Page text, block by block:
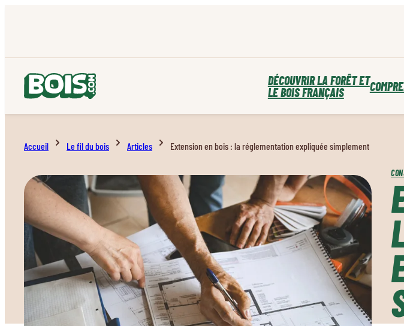
DÉCOUVRIR LA FORÊT ET
LE BOIS FRANÇAIS
Accueil Le fil du bois Articles Extension en bois : la réglementation expliquée simplement